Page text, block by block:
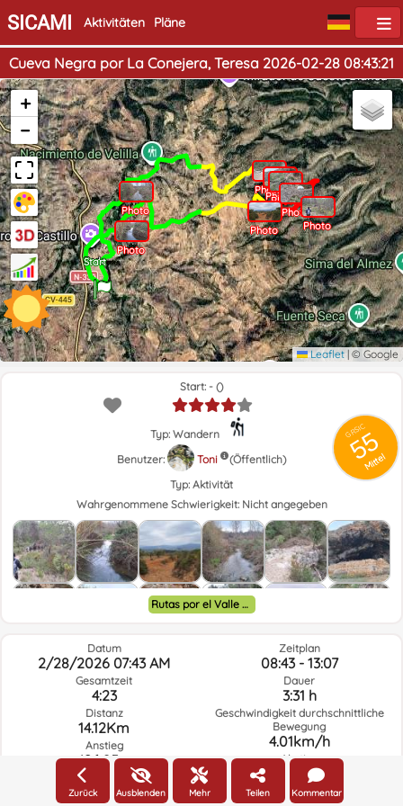
SICAMI Aktivitäten Pläne
Cueva Negra por La Conejera, Teresa 2026-02-28 08:43:21
Start
Ende
Photo
Photo
Photo
Photo
Photo
Photo
Photo
Photo
+
−
Leaflet | © Google
GRSIC
55
Mittel
Start: - ()
Typ: Wandern
Benutzer:
Toni
(Öffentlich)
Typ: Aktivität
Wahrgenommene Schwierigkeit: Nicht angegeben
Rutas por el Valle de Ayora y alrededores.
Datum
2/28/2026 07:43 AM
Gesamtzeit
4:23
Distanz
14.12Km
Anstieg
426.85m
Zeitplan
08:43 - 13:07
Dauer
3:31 h
Geschwindigkeit durchschnittliche
Bewegung
4.01km/h
Abstieg
426.42m
Zurück Ausblenden Mehr Teilen Kommentar